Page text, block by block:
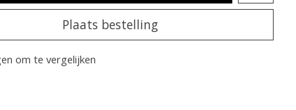
Plaats bestelling
om te vergelijken